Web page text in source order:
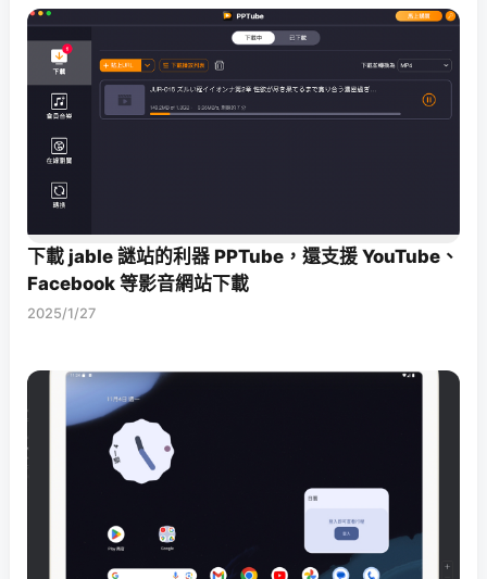
下載 jable 謎站的利器 PPTube，還支援 YouTube、
Facebook 等影音網站下載
2025/1/27